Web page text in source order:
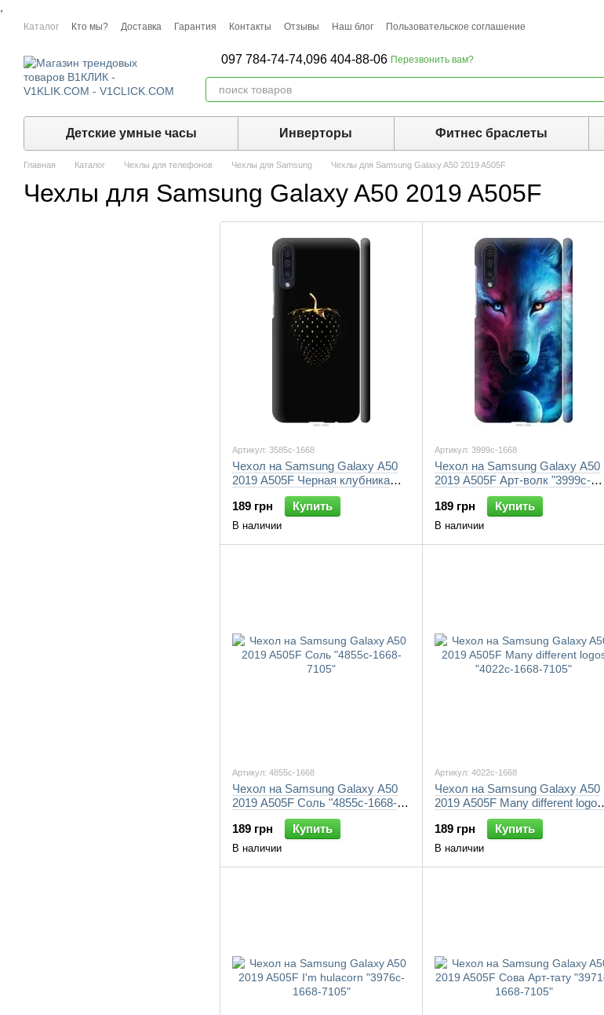
Перейти к основному контенту
Каталог Кто мы? Доставка Гарантия Контакты Отзывы Наш блог Пользовательское соглашение
097 784-74-74,096 404-88-06 Перезвонить вам?
Детские умные часы Инверторы Фитнес браслеты
Главная Каталог Чехлы для телефонов Чехлы для Samsung Чехлы для Samsung Galaxy A50 2019 A505F
Чехлы для Samsung Galaxy A50 2019 A505F
Артикул: 3585c-1668
Чехол на Samsung Galaxy A50
2019 A505F Черная клубника
"3585c-1668-7105"
189 грн
Купить
В наличии
Артикул: 3999c-1668
Чехол на Samsung Galaxy A50
2019 A505F Арт-волк "3999c-
1668-7105"
189 грн
Купить
В наличии
Артикул: 4855c-1668
Чехол на Samsung Galaxy A50
2019 A505F Соль "4855c-1668-
189 грн
Купить
В наличии
Артикул: 4022c-1668
Чехол на Samsung Galaxy A50
2019 A505F Many different logos
"4022c-1668-7105"
189 грн
Купить
В наличии